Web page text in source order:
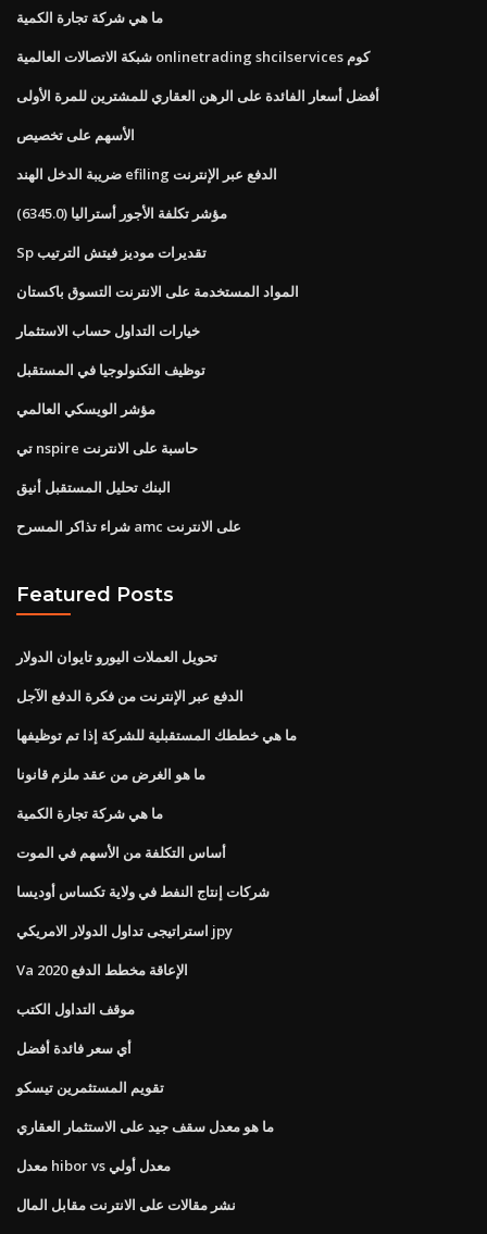
ما هي شركة تجارة الكمية
شبكة الاتصالات العالمية onlinetrading shcilservices كوم
أفضل أسعار الفائدة على الرهن العقاري للمشترين للمرة الأولى
الأسهم على تخصيص
ضريبة الدخل الهند efiling الدفع عبر الإنترنت
مؤشر تكلفة الأجور أستراليا (6345.0)
Sp تقديرات موديز فيتش الترتيب
المواد المستخدمة على الانترنت التسوق باكستان
خيارات التداول حساب الاستثمار
توظيف التكنولوجيا في المستقبل
مؤشر الويسكي العالمي
تي nspire حاسبة على الانترنت
البنك تحليل المستقبل أنيق
شراء تذاكر المسرح amc على الانترنت
Featured Posts
تحويل العملات اليورو تايوان الدولار
الدفع عبر الإنترنت من فكرة الدفع الآجل
ما هي خططك المستقبلية للشركة إذا تم توظيفها
ما هو الغرض من عقد ملزم قانونا
ما هي شركة تجارة الكمية
أساس التكلفة من الأسهم في الموت
شركات إنتاج النفط في ولاية تكساس أوديسا
استراتيجى تداول الدولار الامريكي jpy
Va الإعاقة مخطط الدفع 2020
موقف التداول الكتب
أي سعر فائدة أفضل
تقويم المستثمرين تيسكو
ما هو معدل سقف جيد على الاستثمار العقاري
معدل hibor vs معدل أولي
نشر مقالات على الانترنت مقابل المال